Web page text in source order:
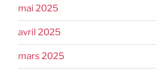
mai 2025
avril 2025
mars 2025